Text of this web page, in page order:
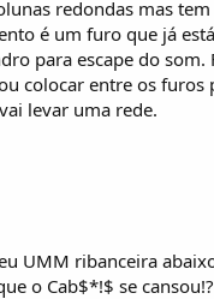
redondas mas
é um furo que já
para escape do som.
colocar entre os furos
levar uma rede.
UMM ribanceira
o Cab$*!$ se